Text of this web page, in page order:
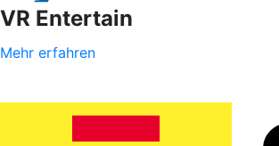
VR Entertain
Mehr erfahren